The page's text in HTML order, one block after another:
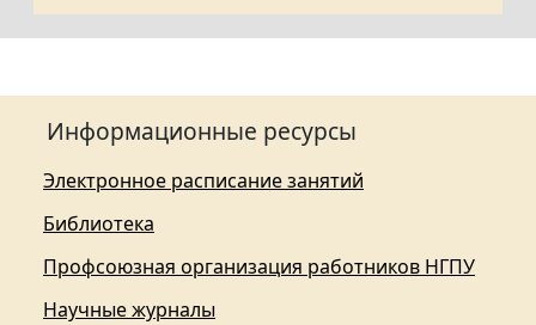
Информационные ресурсы
Электронное расписание занятий
Библиотека
Профсоюзная организация работников НГПУ
Научные журналы